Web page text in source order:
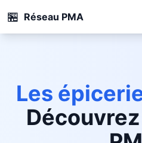
🏪 Réseau PMA
Les